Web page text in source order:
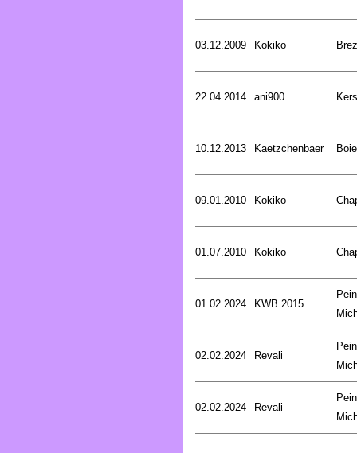
03.12.2009 Kokiko
22.04.2014 ani900
10.12.2013 Kaetzchenbaer
09.01.2010 Kokiko
01.07.2010 Kokiko
01.02.2024 KWB 2015
02.02.2024 Revali
02.02.2024 Revali